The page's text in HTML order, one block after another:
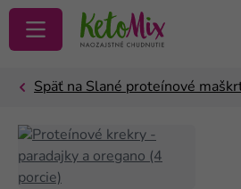
VYHĽADAŤ